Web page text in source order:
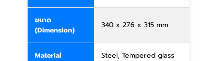
ขนาด
(Dimension)
340 x 276 x 315 mm
Material Steel, Tempered glass